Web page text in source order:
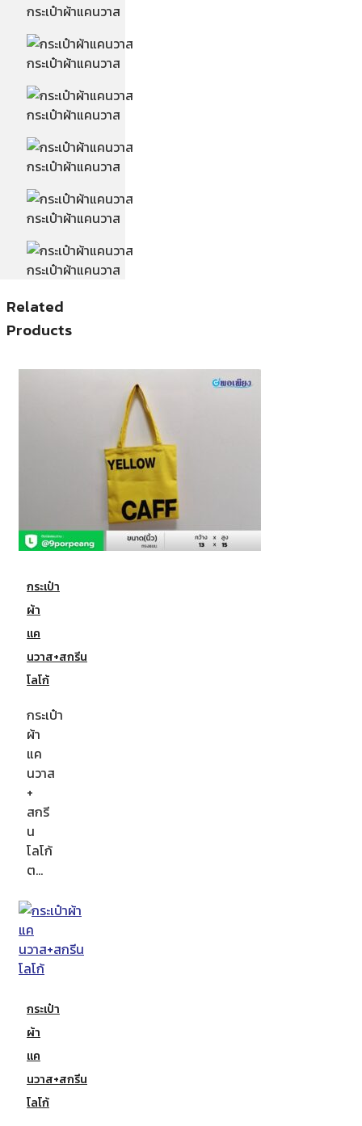
กระเป๋าผ้าแคนวาส
กระเป๋าผ้าแคนวาส
กระเป๋าผ้าแคนวาส
กระเป๋าผ้าแคนวาส
กระเป๋าผ้าแคนวาส
กระเป๋าผ้าแคนวาส
Related
Products
กระเป๋า
ผ้า
แค
นวาส+สกรีน
โลโก้
กระเป๋า
ผ้า
แค
นวาส
+
สกรี
น
โลโก้
ต…
กระเป๋า
ผ้า
แค
นวาส+สกรีน
โลโก้